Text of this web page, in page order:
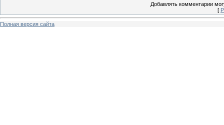
Добавлять комментарии
[
Полная версия сайта